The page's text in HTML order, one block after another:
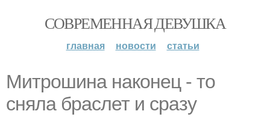
СОВРЕМЕННАЯ ДЕВУШКА
главная новости статьи
Митрошина наконец - то
сняла браслет и сразу